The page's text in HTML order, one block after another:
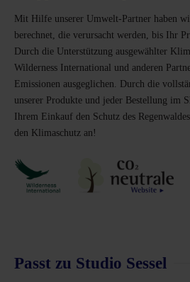
Mit Hilfe unserer Umwelt-Partner haben
berechnet, die verursacht werden, bis Ihr
Durch die Unterstützung ausgewählter
Wilderness International und anderen
Emissionen ausgeglichen. Durch die
unserer Produkte und jeder Bestellung im
Ihrem Einkauf den Schutz des
den Klimaschutz an!
Passt zu Studio Sessel